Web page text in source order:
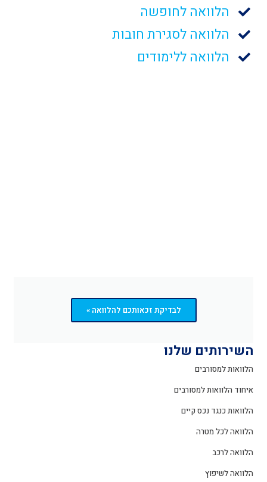
הלוואה לחופשה
הלוואה לסגירת חובות
הלוואה ללימודים
לבדיקת זכאותכם להלוואה »
השירותים שלנו
הלוואות למסורבים
איחוד הלוואות למסורבים
הלוואות כנגד נכס קיים
הלוואה לכל מטרה
הלוואה לרכב
הלוואה לשיפוץ